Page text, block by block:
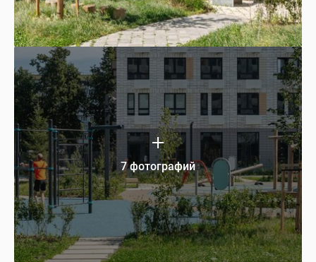
7 фотографий